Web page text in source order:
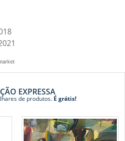
EXPRESSA
de produtos.É grátis!